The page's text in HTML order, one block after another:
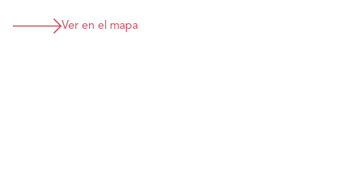
Ver en el mapa